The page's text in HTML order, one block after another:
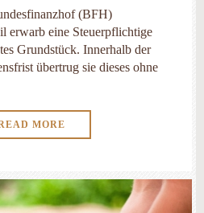
(BFH)
erwarb eine Steuerpflichtige
Grundstück. Innerhalb der
übertrug sie dieses ohne
MORE